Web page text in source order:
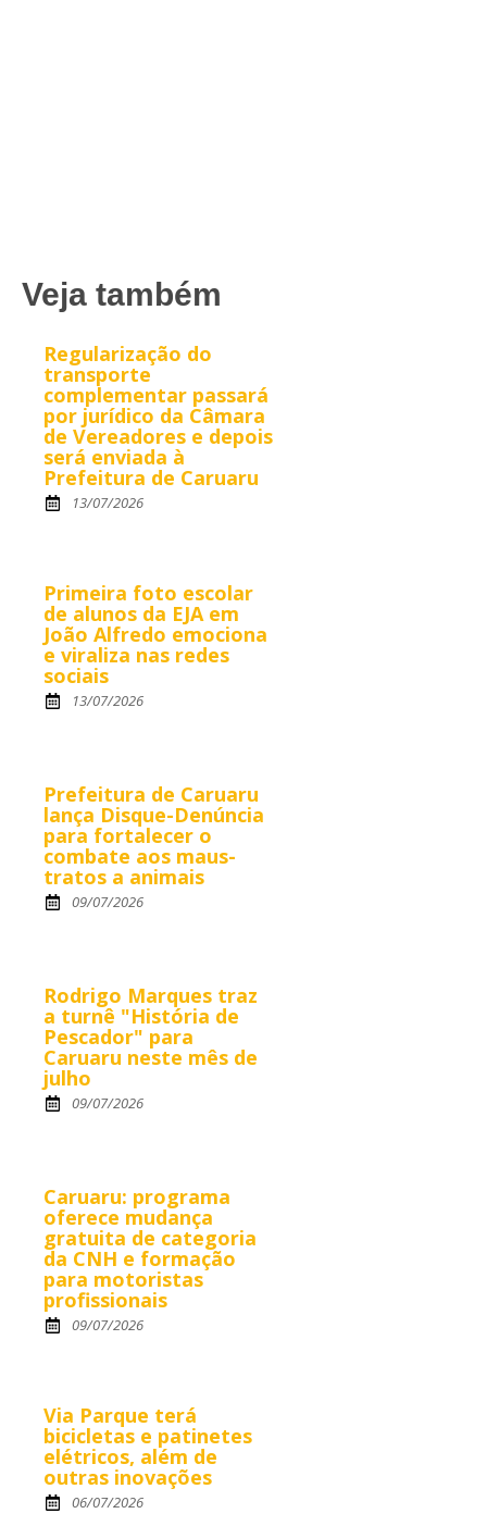
Veja também
Regularização do
transporte
complementar passará
por jurídico da Câmara
de Vereadores e depois
será enviada à
Prefeitura de Caruaru
13/07/2026
Primeira foto escolar
de alunos da EJA em
João Alfredo emociona
e viraliza nas redes
sociais
13/07/2026
Prefeitura de Caruaru
lança Disque-Denúncia
para fortalecer o
combate aos maus-
tratos a animais
09/07/2026
Rodrigo Marques traz
a turnê "História de
Pescador" para
Caruaru neste mês de
julho
09/07/2026
Caruaru: programa
oferece mudança
gratuita de categoria
da CNH e formação
para motoristas
profissionais
09/07/2026
Via Parque terá
bicicletas e patinetes
elétricos, além de
outras inovações
06/07/2026